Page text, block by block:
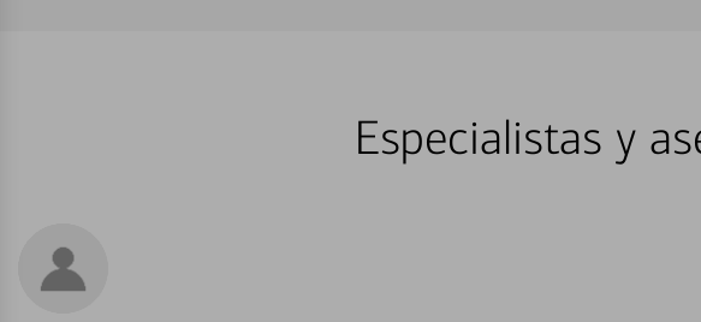
Especialistas y